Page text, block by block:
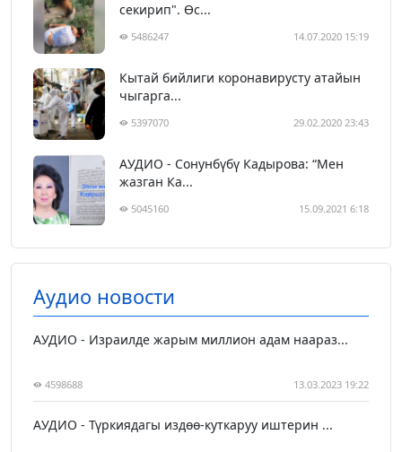
секирип". Өс...
5486247 14.07.2020 15:19
Кытай бийлиги коронавирусту атайын
чыгарга...
5397070 29.02.2020 23:43
АУДИО - Сонунбүбү Кадырова: “Мен
жазган Ка...
5045160 15.09.2021 6:18
Аудио новости
АУДИО - Израилде жарым миллион адам наараз...
4598688 13.03.2023 19:22
АУДИО - Түркиядагы издөө-куткаруу иштерин ...